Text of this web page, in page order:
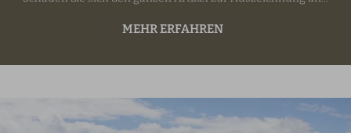
MEHR ERFAHREN